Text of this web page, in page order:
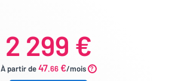
2 299 €
À partir de47.66€/mois